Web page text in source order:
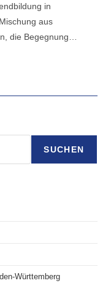
in
aus
die Begegnung…
SUCHEN
Württemberg